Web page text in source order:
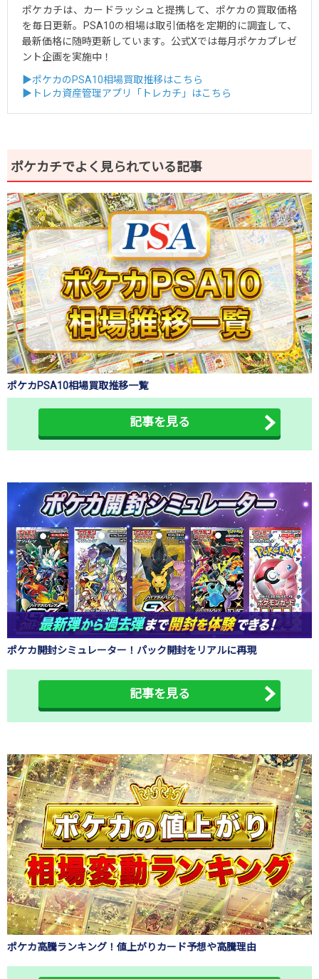
ポケカチは、カードラッシュと提携して、ポケカの買取価格
を毎日更新。PSA10の相場は取引価格を定期的に調査して、
最新価格に随時更新しています。公式Xでは毎月ポケカプレゼ
ント企画を実施中！
▶ポケカのPSA10相場買取推移はこちら
▶トレカ資産管理アプリ「トレカチ」はこちら
ポケカチでよく見られている記事
ポケカPSA10相場買取推移一覧
記事を見る
ポケカ開封シミュレーター！パック開封をリアルに再現
記事を見る
ポケカ高騰ランキング！値上がりカード予想や高騰理由